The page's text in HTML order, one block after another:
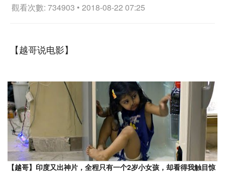
觀看次數: 734903 • 2018-08-22 07:25
【越哥说电影】
【越哥】印度又出神片，全程只有一个2岁小女孩，却看得我触目惊